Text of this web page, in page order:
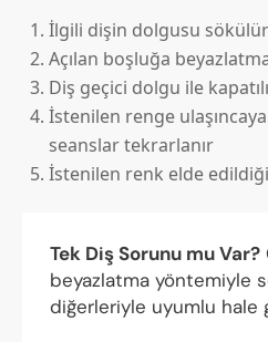
İlgili dişin dolgusu sökülür
Açılan boşluğa
Diş geçici dolgu ile
İstenilen renge
seanslar tekrarlanır
İstenilen renk elde
Tek Diş Sorunu mu Var?
beyazlatma yöntemiyle
diğerleriyle uyumlu hale